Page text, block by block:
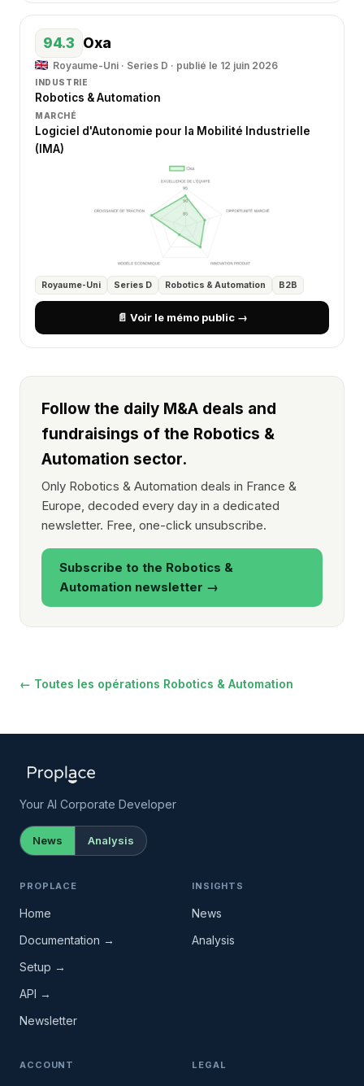
94.3 Oxa
Royaume-Uni · Series D · publié le 12 juin 2026
INDUSTRIE
Robotics & Automation
MARCHÉ
Logiciel d'Autonomie pour la Mobilité Industrielle
(IMA)
Royaume-Uni Series D Robotics & Automation B2B
📄 Voir le mémo public →
Follow the daily M&A deals and
fundraisings of the Robotics &
Automation sector.
Only Robotics & Automation deals in France &
Europe, decoded every day in a dedicated
newsletter. Free, one-click unsubscribe.
Subscribe to the Robotics &
Automation newsletter →
← Toutes les opérations Robotics & Automation
Your AI Corporate Developer
News Analysis
PROPLACE
Home
Documentation →
Setup →
API →
Newsletter
INSIGHTS
News
Analysis
ACCOUNT LEGAL